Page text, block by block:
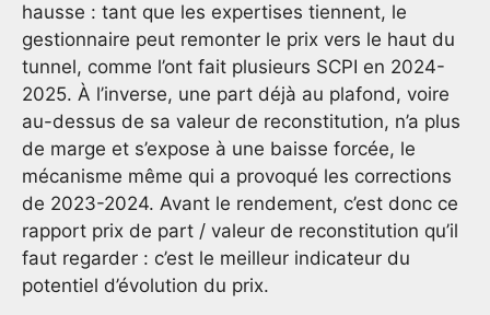
hausse : tant que les expertises tiennent, le
gestionnaire peut remonter le prix vers le haut du
tunnel, comme l’ont fait plusieurs SCPI en 2024-
2025. À l’inverse, une part déjà au plafond, voire
au-dessus de sa valeur de reconstitution, n’a plus
de marge et s’expose à une baisse forcée, le
mécanisme même qui a provoqué les corrections
de 2023-2024. Avant le rendement, c’est donc ce
rapport prix de part / valeur de reconstitution qu’il
faut regarder : c’est le meilleur indicateur du
potentiel d’évolution du prix.